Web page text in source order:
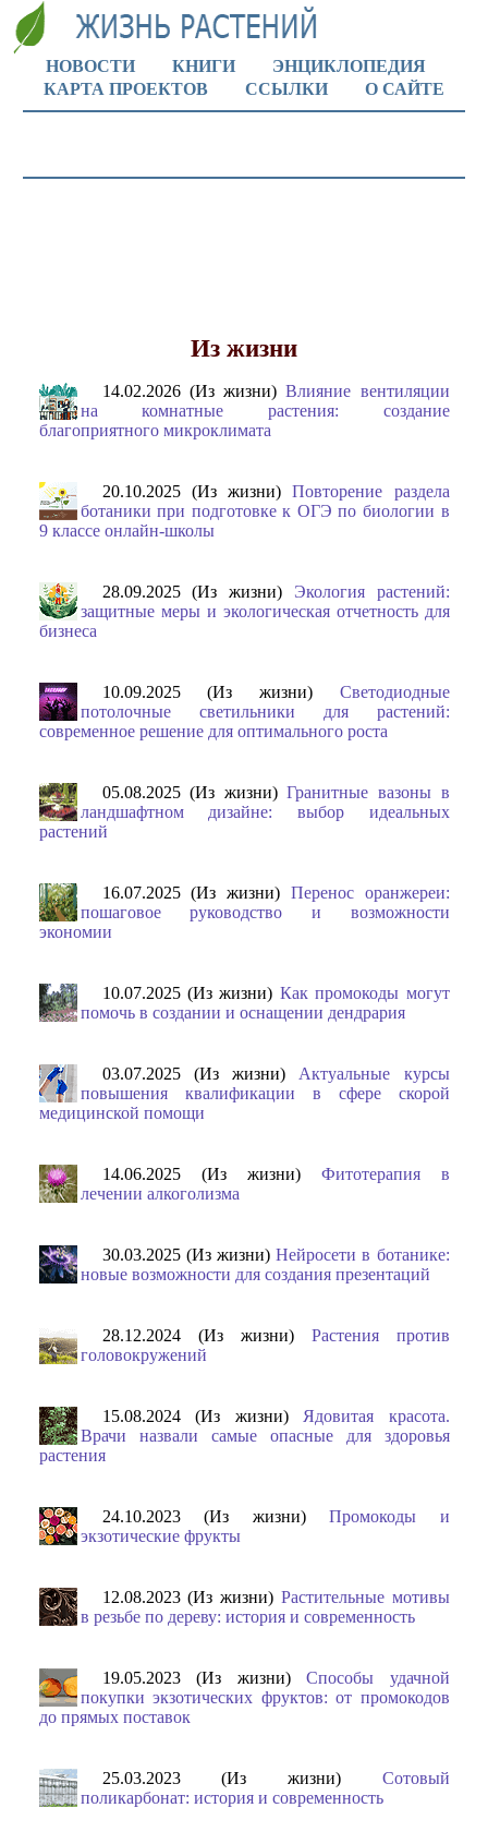
НОВОСТИ КНИГИ
ЭНЦИКЛОПЕДИЯ
КАРТА ПРОЕКТОВ
ССЫЛКИ О САЙТЕ
Из жизни
14.02.2026 (Из жизни)Влияние вентиляции
на комнатные растения: создание
благоприятного микроклимата
20.10.2025 (Из жизни)Повторение раздела
ботаники при подготовке к ОГЭ по биологии в
9 классе онлайн-школы
28.09.2025 (Из жизни) Экология растений:
защитные меры и экологическая отчетность для
бизнеса
10.09.2025 (Из жизни) Светодиодные
потолочные светильники для растений:
современное решение для оптимального роста
05.08.2025 (Из жизни)Гранитные вазоны в
ландшафтном дизайне: выбор идеальных
растений
16.07.2025 (Из жизни) Перенос оранжереи:
пошаговое руководство и возможности
экономии
10.07.2025 (Из жизни) Как промокоды могут
помочь в создании и оснащении дендрария
03.07.2025 (Из жизни) Актуальные курсы
повышения квалификации в сфере скорой
медицинской помощи
14.06.2025 (Из жизни) Фитотерапия в
лечении алкоголизма
30.03.2025 (Из жизни)Нейросети в ботанике:
новые возможности для создания презентаций
28.12.2024 (Из жизни) Растения против
головокружений
15.08.2024 (Из жизни) Ядовитая красота.
Врачи назвали самые опасные для здоровья
растения
24.10.2023 (Из жизни) Промокоды и
экзотические фрукты
12.08.2023 (Из жизни) Растительные мотивы
в резьбе по дереву: история и современность
19.05.2023 (Из жизни) Способы удачной
покупки экзотических фруктов: от промокодов
до прямых поставок
25.03.2023 (Из жизни) Сотовый
поликарбонат: история и современность